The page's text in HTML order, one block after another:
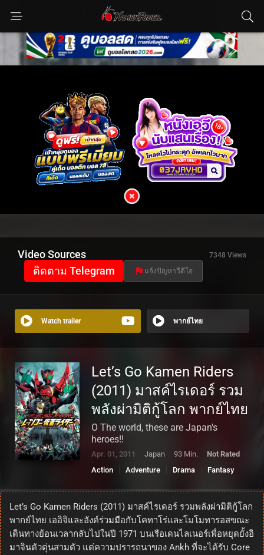
Video Sources 7348 Views
ติดตาม Telegram แจ้งปัญหาวีดีโอ
Watch trailer พากย์ไทย
Let’s Go Kamen Riders
(2011) มาสค์ไรเดอร์ รวม
พลังผ่ามิติกู้โลก พากย์ไทย
O The world, these are Japan's
heroes!!
Apr. 01, 2011 Japan 93 Min.
Not Rated
Action
Adventure Drama
Fantasy
Let’s Go Kamen Riders (2011) มาสค์ไรเดอร์ รวมพลังผ่ามิติกู้โลก
พากย์ไทย เออิจิและอังค์ร่วมมือกับโคทาโร่และโมโมทารอสขณะ
เดินทางย้อนเวลากลับไปในปี 1971 บนเรือเดนไลเนอร์เพื่อหยุดยั้งอิ
มาจินตัวตุ่นสามตัว แต่ความปรารถนาของ Ankh ที่จะได้รับ Core